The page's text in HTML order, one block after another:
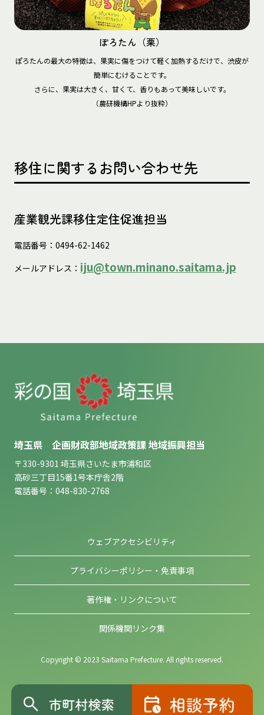
ぽろたん（栗）
ぽろたんの最大の特徴は、果実に傷をつけて軽く加熱するだけで、渋皮が
簡単にむけることです。
さらに、果実は大きく、甘くて、香りもあって美味しいです。
（農研機構HPより抜粋）
移住に関するお問い合わせ先
産業観光課移住定住促進担当
電話番号：0494-62-1462
メールアドレス： iju@town.minano.saitama.jp
埼玉県 企画財政部地域政策課 地域振興担当
〒330-9301 埼玉県さいたま市浦和区
高砂三丁目15番1号本庁舎2階
電話番号：048-830-2768
ウェブアクセシビリティ
プライバシーポリシー・免責事項
著作権・リンクについて
関係機関リンク集
Copyright © 2023 Saitama Prefecture. All rights reserved.